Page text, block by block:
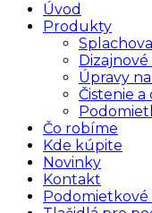
Úvod
Produkty
Úpravy
Čistenie
Čo robíme
Kde kúpite
Novinky
Kontakt